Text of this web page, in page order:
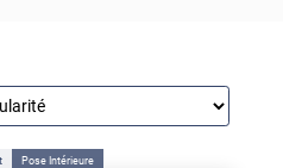
Pose Intérieure